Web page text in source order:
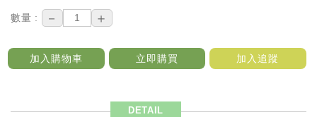
數量 : － ＋
加入購物車 立即購買 加入追蹤
DETAIL